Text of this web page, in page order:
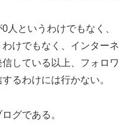
人というわけでもなく、
けでもなく、インターネ
している以上、フォロワ
るわけには行かない。
グである。